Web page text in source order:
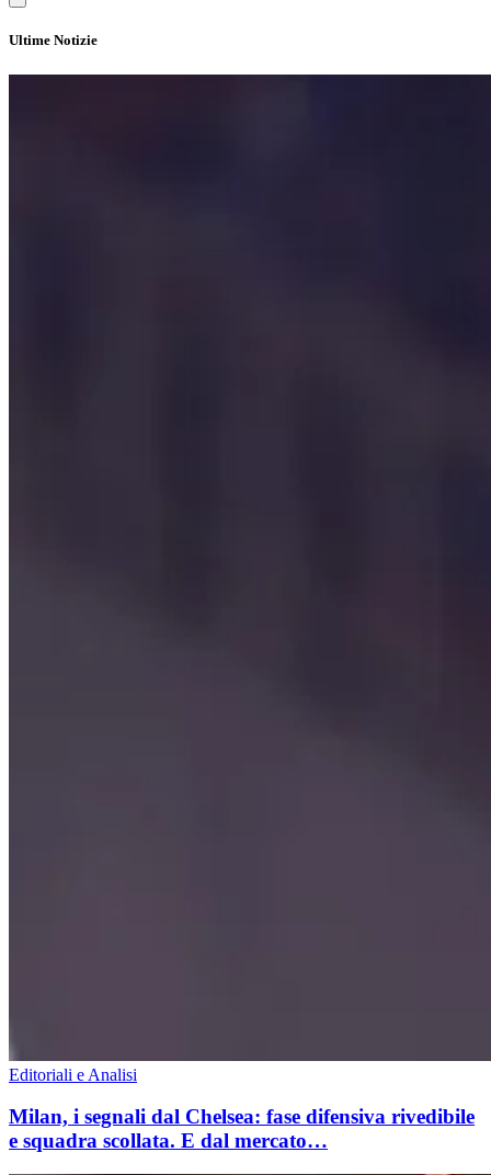
Ultime Notizie
Editoriali e Analisi
Milan, i segnali dal Chelsea: fase difensiva rivedibile
e squadra scollata. E dal mercato…